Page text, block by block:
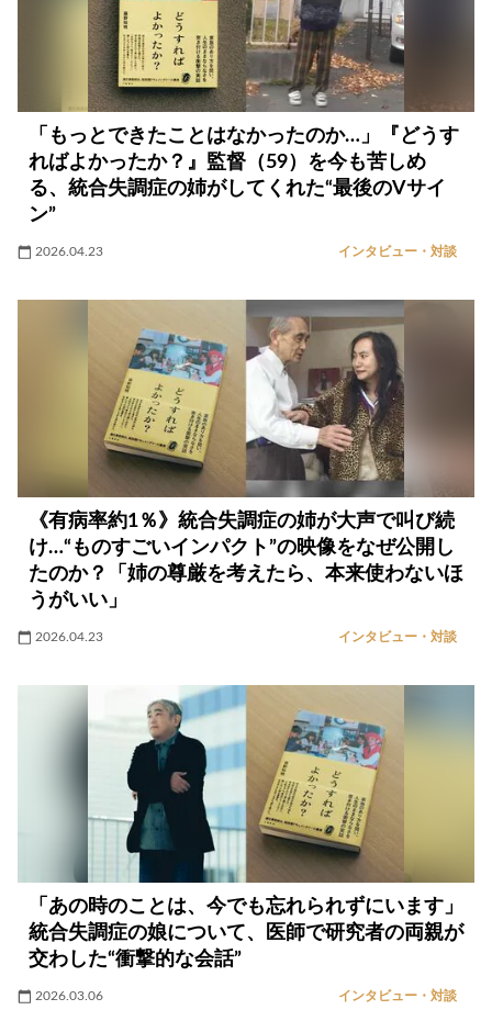
「もっとできたことはなかったのか…」『どうす
ればよかったか？』監督（59）を今も苦しめ
る、統合失調症の姉がしてくれた“最後のVサイ
ン”
2026.04.23 インタビュー・対談
《有病率約1％》統合失調症の姉が大声で叫び続
け…“ものすごいインパクト”の映像をなぜ公開し
たのか？「姉の尊厳を考えたら、本来使わないほ
うがいい」
2026.04.23 インタビュー・対談
「あの時のことは、今でも忘れられずにいます」
統合失調症の娘について、医師で研究者の両親が
交わした“衝撃的な会話”
2026.03.06 インタビュー・対談